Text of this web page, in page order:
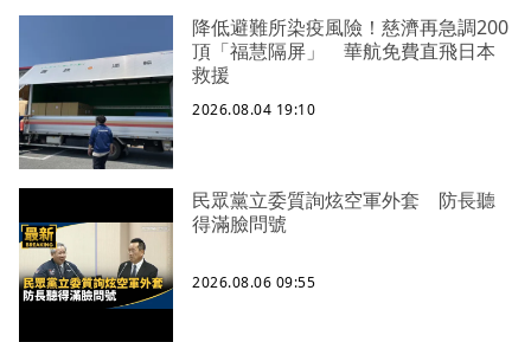
降低避難所染疫風險！慈濟再急調200
頂「福慧隔屏」 華航免費直飛日本
救援
2026.08.04 19:10
民眾黨立委質詢炫空軍外套 防長聽
得滿臉問號
2026.08.06 09:55